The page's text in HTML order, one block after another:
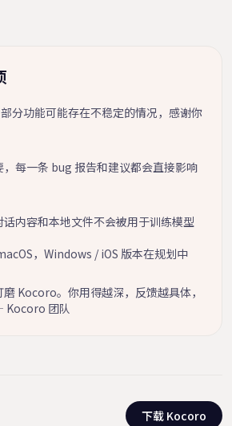
分功能可能存在不稳定的情况，感谢你
每一条 bug 报告和建议都会直接影响
内容和本地文件不会被用于训练模型
，Windows / iOS 版本在规划中
Kocoro。你用得越深，反馈越具体，
Kocoro 团队
下载 Kocoro